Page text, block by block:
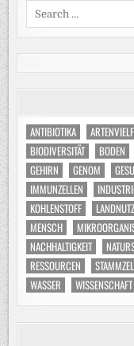
Search
ANTIBIOTIKA
BIODIVERSITÄT
BODEN
GEHIRN
GENOM
IMMUNZELLEN
KOHLENSTOFF
MENSCH
NACHHALTIGKEIT
RESSOURCEN
WASSER
WISSENSCHAFT